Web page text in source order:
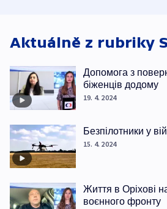
Aktuálně z rubriky
Допомога з
біженців додому
19. 4. 2024
Безпілотники у
15. 4. 2024
Життя в Оріхові на
воєнного фронту